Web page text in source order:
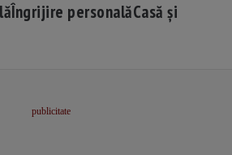
Îngrijire personalăCasă și